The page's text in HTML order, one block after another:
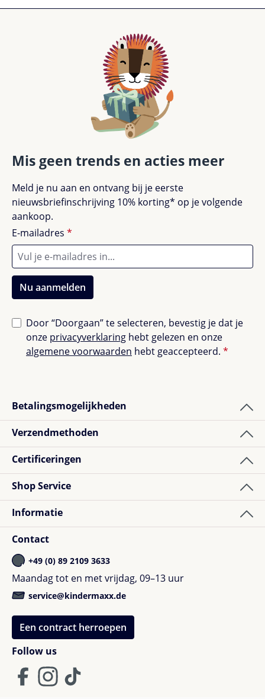
Mis geen trends en acties meer
Meld je nu aan en ontvang bij je eerste
nieuwsbriefinschrijving 10% korting* op je volgende
aankoop.
E-mailadres *
Nu aanmelden
Door “Doorgaan” te selecteren, bevestig je dat je
onze privacyverklaring hebt gelezen en onze
algemene voorwaarden hebt geaccepteerd. *
Betalingsmogelijkheden
Verzendmethoden
Certificeringen
Follow us
Shop Service
Informatie
Contact
+49 (0) 89 2109 3633
Maandag tot en met vrijdag, 09–13 uur
service@kindermaxx.de
Een contract herroepen